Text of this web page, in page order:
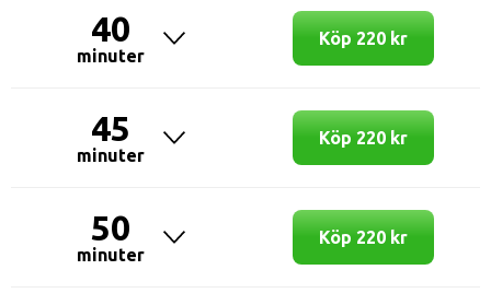
40
minuter
Köp 220 kr
45
minuter
Köp 220 kr
50
minuter
Köp 220 kr